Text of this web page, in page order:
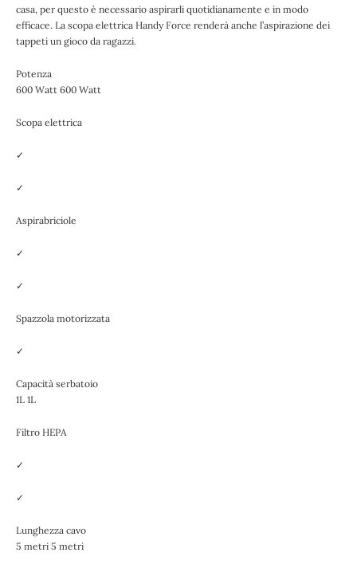
casa, per questo è necessario aspirarli quotidianamente e in modo
efficace. La scopa elettrica Handy Force renderà anche l’aspirazione dei
tappeti un gioco da ragazzi.
Potenza
600 Watt 600 Watt
Scopa elettrica
✓
✓
Aspirabriciole
✓
✓
Spazzola motorizzata
✓
Capacità serbatoio
1L 1L
Filtro HEPA
✓
✓
Lunghezza cavo
5 metri 5 metri